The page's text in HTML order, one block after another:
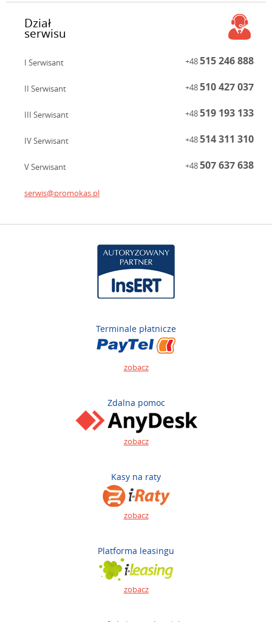
Dział
serwisu
I Serwisant +48515 246 888
II Serwisant +48510 427 037
III Serwisant +48519 193 133
IV Serwisant +48514 311 310
V Serwisant +48507 637 638
serwis@promokas.pl
Terminale płatnicze
zobacz
Zdalna pomoc
zobacz
Kasy na raty
zobacz
Platforma leasingu
zobacz